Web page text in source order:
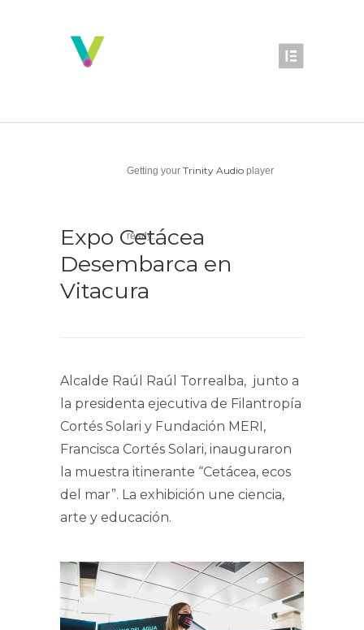
Getting your Trinity Audio player
ready...
Expo Cetácea
Desembarca en
Vitacura
Alcalde Raúl Raúl Torrealba, junto a
la presidenta ejecutiva de Filantropía
Cortés Solari y Fundación MERI,
Francisca Cortés Solari, inauguraron
la muestra itinerante “Cetácea, ecos
del mar”. La exhibición une ciencia,
arte y educación.